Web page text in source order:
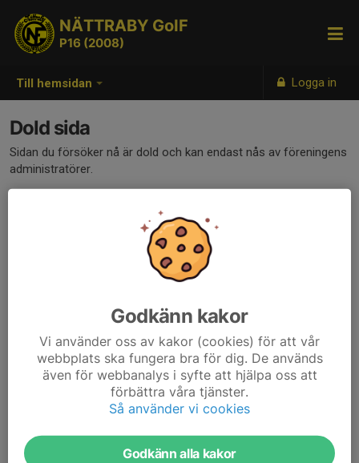
Till hemsidan Logga in
NÄTTRABY GoIF
P16 (2008)
Dold sida
Sidan du försöker nå är dold och kan endast nås av föreningens
administratörer.
Godkänn kakor
Vi använder oss av kakor (cookies) för att vår
webbplats ska fungera bra för dig. De används
även för webbanalys i syfte att hjälpa oss att
förbättra våra tjänster.
Så använder vi cookies
Godkänn alla kakor